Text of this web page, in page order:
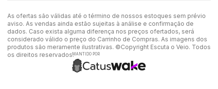
As ofertas são válidas até o término de nossos estoques sem prévio
aviso. As vendas ainda estão sujeitas à análise e confirmação de
dados. Caso exista alguma diferença nos preços ofertados, será
considerado válido o preço do Carrinho de Compras. As imagens dos
produtos são meramente ilustrativas. ©Copyright Escuta o Veio. Todos
os direitos reservados.MANTIDO POR